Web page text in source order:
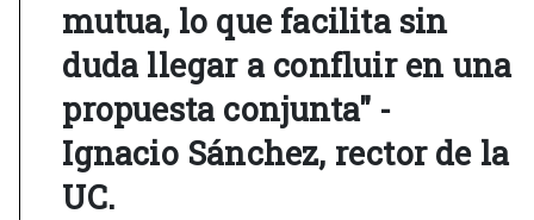
mutua, lo que facilita sin
duda llegar a confluir en una
propuesta conjunta" -
Ignacio Sánchez, rector de la
UC.